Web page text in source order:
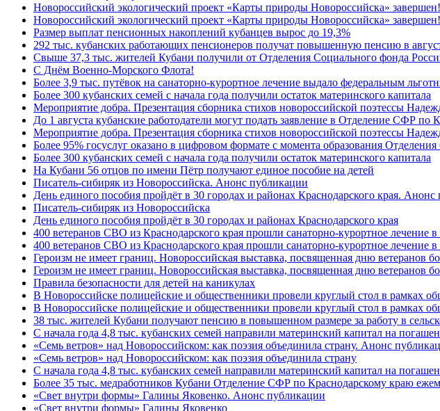
Новороссийский экологический проект «Карты природы Новороссийска»
Новороссийский экологический проект «Карты природы Новороссийска» завершен!
Размер выплат пенсионных накоплений кубанцев вырос до 19,3%
292 тыс. кубанских работающих пенсионеров получат повышенную пенсию в
Свыше 37,3 тыс. жителей Кубани получили от Отделения Социального фонда
C Днём Военно-Морского Флота!
Более 3,9 тыс. путёвок на санаторно-курортное лечение выдало федеральным
Более 300 кубанских семей с начала года получили остаток материнского капитала
Мероприятие добра. Презентация сборника стихов новороссийской поэтессы
До 1 августа кубанские работодатели могут подать заявление в Отделение СФР
Мероприятие добра. Презентация сборника стихов новороссийской поэтессы
Более 95% госуслуг оказано в цифровом формате с момента образования
Более 300 кубанских семей с начала года получили остаток материнского капитала
На Кубани 56 отцов по имени Пётр получают единое пособие на детей
Писатель-сибиряк из Новороссийска. Анонс публикации
День единого пособия пройдёт в 30 городах и районах Краснодарского края.
Писатель-сибиряк из Новороссийска
День единого пособия пройдёт в 30 городах и районах Краснодарского края
400 ветеранов СВО из Краснодарского края прошли санаторно-курортное
400 ветеранов СВО из Краснодарского края прошли санаторно-курортное лечение
Героизм не имеет границ. Новороссийская выставка, посвященная дню ветеранов
Героизм не имеет границ. Новороссийская выставка, посвященная дню ветеранов
Правила безопасности для детей на каникулах
В Новороссийске полицейские и общественники провели круглый стол в рамках
В Новороссийске полицейские и общественники провели круглый стол в рамках
38 тыс. жителей Кубани получают пенсию в повышенном размере за работу в
С начала года 4,8 тыс. кубанских семей направили материнский капитал на
«Семь ветров» над Новороссийском: как поэзия объединила страну. Анонс
«Семь ветров» над Новороссийском: как поэзия объединила страну
С начала года 4,8 тыс. кубанских семей направили материнский капитал на
Более 35 тыс. медработников Кубани Отделение СФР по Краснодарскому краю
«Свет внутри формы» Галины Яковенко. Анонс публикации
«Свет внутри формы» Галины Яковенко